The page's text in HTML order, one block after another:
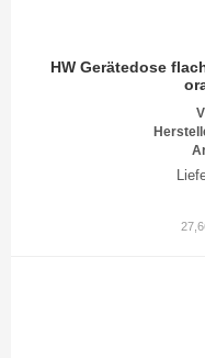
HW Gerätedose